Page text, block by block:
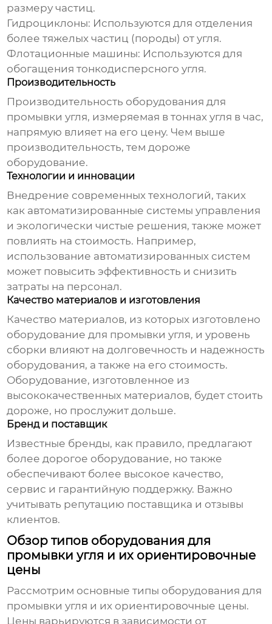
размеру частиц.
Гидроциклоны: Используются для отделения
более тяжелых частиц (породы) от угля.
Флотационные машины: Используются для
обогащения тонкодисперсного угля.
Производительность
Производительность оборудования для
промывки угля, измеряемая в тоннах угля в час,
напрямую влияет на его цену. Чем выше
производительность, тем дороже
оборудование.
Технологии и инновации
Внедрение современных технологий, таких
как автоматизированные системы управления
и экологически чистые решения, также может
повлиять на стоимость. Например,
использование автоматизированных систем
может повысить эффективность и снизить
затраты на персонал.
Качество материалов и изготовления
Качество материалов, из которых изготовлено
оборудование для промывки угля, и уровень
сборки влияют на долговечность и надежность
оборудования, а также на его стоимость.
Оборудование, изготовленное из
высококачественных материалов, будет стоить
дороже, но прослужит дольше.
Бренд и поставщик
Известные бренды, как правило, предлагают
более дорогое оборудование, но также
обеспечивают более высокое качество,
сервис и гарантийную поддержку. Важно
учитывать репутацию поставщика и отзывы
клиентов.
Обзор типов оборудования для
промывки угля и их ориентировочные
цены
Рассмотрим основные типы оборудования для
промывки угля и их ориентировочные цены.
Цены варьируются в зависимости от